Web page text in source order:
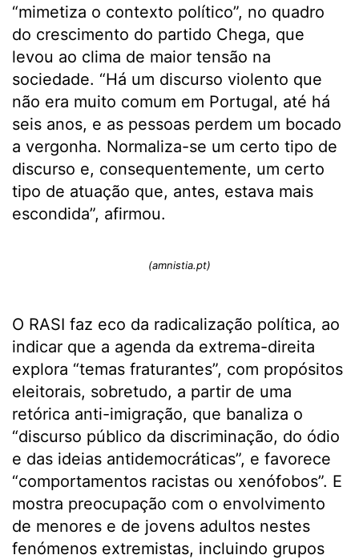
“mimetiza o contexto político”, no quadro
do crescimento do partido Chega, que
levou ao clima de maior tensão na
sociedade. “Há um discurso violento que
não era muito comum em Portugal, até há
seis anos, e as pessoas perdem um bocado
a vergonha. Normaliza-se um certo tipo de
discurso e, consequentemente, um certo
tipo de atuação que, antes, estava mais
escondida”, afirmou.
(amnistia.pt)
O RASI faz eco da radicalização política, ao
indicar que a agenda da extrema-direita
explora “temas fraturantes”, com propósitos
eleitorais, sobretudo, a partir de uma
retórica anti-imigração, que banaliza o
“discurso público da discriminação, do ódio
e das ideias antidemocráticas”, e favorece
“comportamentos racistas ou xenófobos”. E
mostra preocupação com o envolvimento
de menores e de jovens adultos nestes
fenómenos extremistas, incluindo grupos